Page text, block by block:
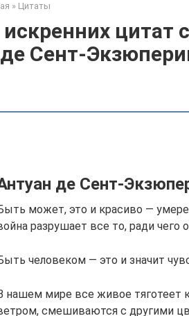
» Цитаты
искренних цитат
Сент-
де Сент-
может, это и красиво —
разрушает все то, ради чего
человеком — это и значит
нашем мире все живое тяготеет
смешиваются с другими